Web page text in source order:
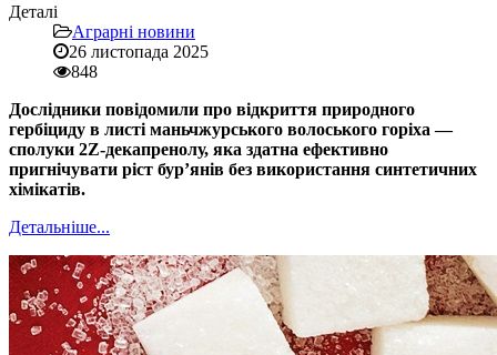
Деталі
Аграрні новини
26 листопада 2025
848
Дослідники повідомили про відкриття природного
гербіциду в листі маньчжурського волоського горіха —
сполуки 2Z-декапренолу, яка здатна ефективно
пригнічувати ріст бур’янів без використання синтетичних
хімікатів.
Детальніше...